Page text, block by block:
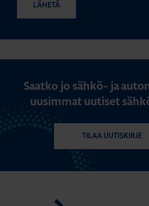
Saatko jo sähkö- ja
uusimmat uutiset
TILAA UUTISKIRJE